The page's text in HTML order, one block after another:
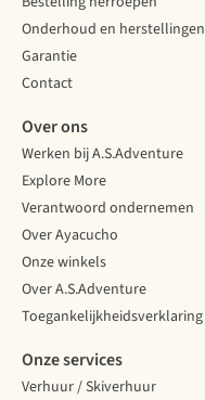
Onderhoud en herstellingen
Garantie
Contact
Over ons
Werken bij A.S.Adventure
Explore More
Verantwoord ondernemen
Over Ayacucho
Onze winkels
Over A.S.Adventure
Toegankelijkheidsverklaring
Onze services
Verhuur / Skiverhuur